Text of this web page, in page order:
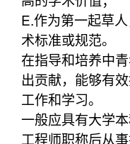
E.作为第一起草
术标准或规范。
在指导和培养中
出贡献，能够有
工作和学习。
一般应具有大学
工程师职称后从